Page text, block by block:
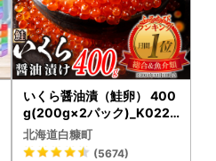
いくら醤油漬（鮭卵） 400
g(200g×2パック)_K022-
1676
北海道白糠町
(5674)